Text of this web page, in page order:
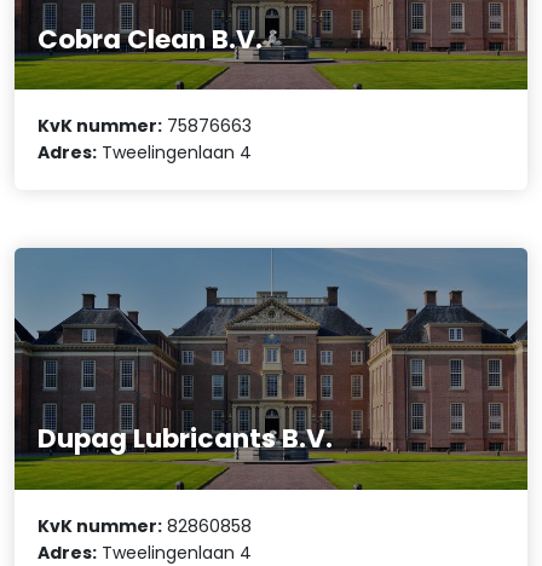
Cobra Clean B.V.
KvK nummer: 75876663
Adres: Tweelingenlaan 4
Dupag Lubricants B.V.
KvK nummer: 82860858
Adres: Tweelingenlaan 4